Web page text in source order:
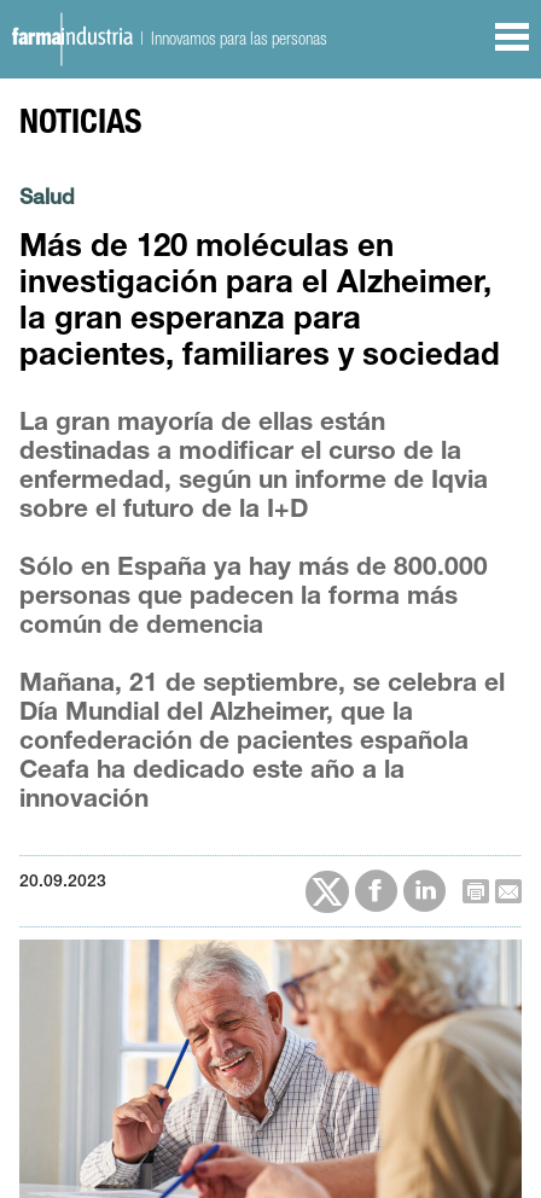
| Innovamos para las personas
NOTICIAS
Salud
Más de 120 moléculas en
investigación para el Alzheimer,
la gran esperanza para
pacientes, familiares y sociedad
La gran mayoría de ellas están
destinadas a modificar el curso de la
enfermedad, según un informe de Iqvia
sobre el futuro de la I+D
Sólo en España ya hay más de 800.000
personas que padecen la forma más
común de demencia
Mañana, 21 de septiembre, se celebra el
Día Mundial del Alzheimer, que la
confederación de pacientes española
Ceafa ha dedicado este año a la
innovación
20.09.2023